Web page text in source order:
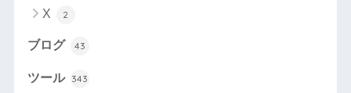
X 2
ブログ 43
ツール 343